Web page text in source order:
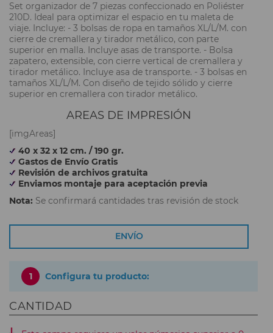
Set organizador de 7 piezas confeccionado en Poliéster
210D. Ideal para optimizar el espacio en tu maleta de
viaje. Incluye: - 3 bolsas de ropa en tamaños XL/L/M. con
cierre de cremallera y tirador metálico, con parte
superior en malla. Incluye asas de transporte. - Bolsa
zapatero, extensible, con cierre vertical de cremallera y
tirador metálico. Incluye asa de transporte. - 3 bolsas en
tamaños XL/L/M. Con diseño de tejido sólido y cierre
superior en cremallera con tirador metálico.
AREAS DE IMPRESIÓN
[imgAreas]
40 x 32 x 12 cm. / 190 gr.
Gastos de Envío Gratis
Revisión de archivos gratuita
Enviamos montaje para aceptación previa
Nota: Se confirmará cantidades tras revisión de stock
ENVÍO
1 Configura tu producto:
CANTIDAD